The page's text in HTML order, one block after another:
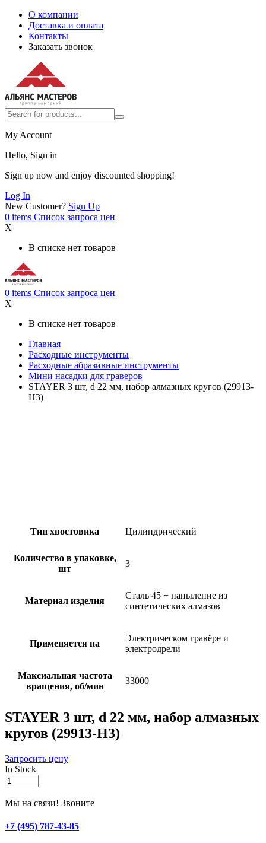
О компании
Доставка и оплата
Контакты
Заказать звонок
My Account
Hello, Sign in
Sign up now and enjoy discounted shopping!
Log In
New Customer? Sign Up
0 items Список запроса цен
X
В списке нет товаров
0 items Список запроса цен
X
В списке нет товаров
Главная
Расходные инструменты
Расходные абразивные инструменты
Мини насадки для граверов
STAYER 3 шт, d 22 мм, набор алмазных кругов (29913-
H3)
Тип хвостовика Цилиндрический
Количество в упаковке,
шт
3
Материал изделия
Сталь 45 + напыление из
синтетических алмазов
Применяется на
Электрическом гравёре и
электродрели
Максиальная частота
вращения, об/мин
33000
STAYER 3 шт, d 22 мм, набор алмазных
кругов (29913-H3)
Запросить цену
In Stock
STAYER
3
шт,
22
мм,
Мы на связи! Звоните
+7 (495) 787-43-85